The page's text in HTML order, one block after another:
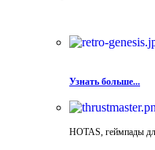
Узнать больше...
HOTAS, геймпады